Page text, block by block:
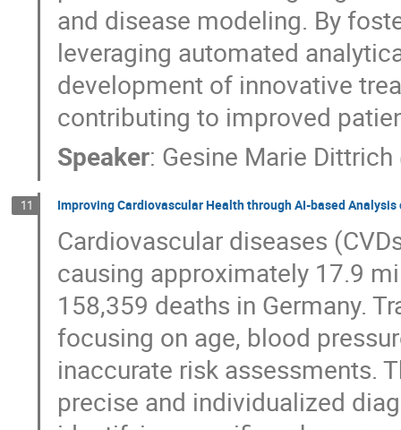
and disease modeling. By
leveraging automated
development of innovative
contributing to improved
Speaker: Gesine Marie Dittrich
11 Improving Cardiovascular Health through AI-based
Cardiovascular diseases
causing approximately 17.9
158,359 deaths in Germany.
focusing on age, blood
inaccurate risk assessments.
precise and individualized